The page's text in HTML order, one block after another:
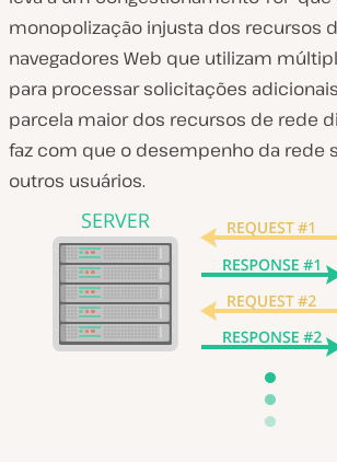
monopolização injusta dos recursos
navegadores Web que utilizam
para processar solicitações
parcela maior dos recursos de rede
faz com que o desempenho da rede
outros usuários.